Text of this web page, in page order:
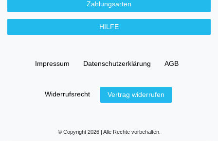
Zahlungsarten
HILFE
Impressum Daten­schutz­erklärung AGB
Widerrufs­recht Vertrag widerrufen
© Copyright 2026 | Alle Rechte vorbehalten.